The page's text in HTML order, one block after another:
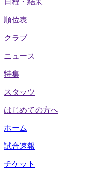
順位表
クラブ
ニュース
特集
スタッツ
はじめての方へ
ホーム
試合速報
チケット